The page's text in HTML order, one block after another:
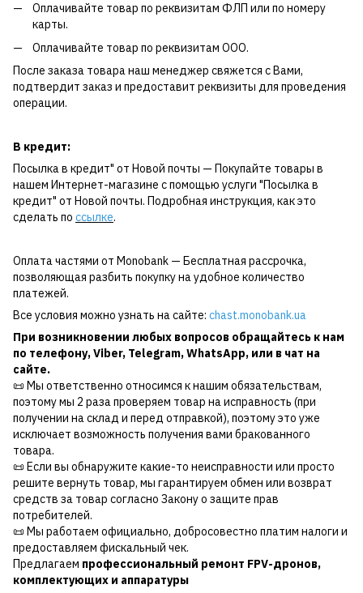
Оплачивайте товар по реквизитам ФЛП или по номеру
карты.
Оплачивайте товар по реквизитам ООО.
После заказа товара наш менеджер свяжется с Вами,
подтвердит заказ и предоставит реквизиты для проведения
операции.
В кредит:
Посылка в кредит" от Новой почты — Покупайте товары в
нашем Интернет-магазине с помощью услуги "Посылка в
кредит" от Новой почты. Подробная инструкция, как это
сделать по ссылке.
Оплата частями от Monobank — Бесплатная рассрочка,
позволяющая разбить покупку на удобное количество
платежей.
Все условия можно узнать на сайте: chast.monobank.ua
При возникновении любых вопросов обращайтесь к нам
по телефону,Viber, Telegram,WhatsApp, или в чат на
сайте.
📜 Мы ответственно относимся к нашим обязательствам,
поэтому мы 2 раза проверяем товар на исправность (при
получении на склад и перед отправкой), поэтому это уже
исключает возможность получения вами бракованного
товара.
📜 Если вы обнаружите какие-то неисправности или просто
решите вернуть товар, мы гарантируем обмен или возврат
средств за товар согласно Закону о защите прав
потребителей.
📜 Мы работаем официально, добросовестно платим налоги и
предоставляем фискальный чек.
Предлагаем профессиональный ремонт FPV-дронов,
комплектующих и аппаратуры